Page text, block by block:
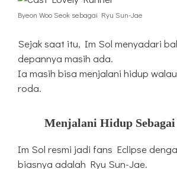
Byeon Woo Seok sebagai Ryu Sun-Jae
Sejak saat itu, Im Sol menyadari
depannya masih ada.
Ia masih bisa menjalani hidup
roda.
Menjalani Hidup
Im Sol resmi jadi fans Eclipse
biasnya adalah Ryu Sun-Jae.